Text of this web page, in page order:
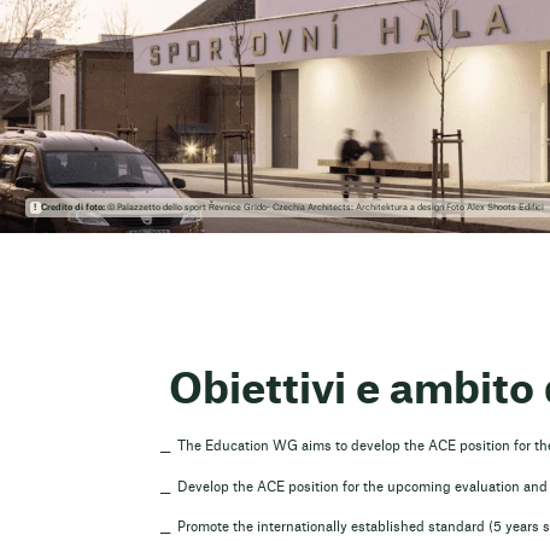
Credito di foto:© Palazzetto dello sport Řevnice Grido- Czechia Architects: Architektura a design Foto Alex Shoots Edifici
Obiettivi e ambito
The Education WG aims to develop the ACE position for
Develop the ACE position for the upcoming evaluation and
Promote the internationally established standard (5